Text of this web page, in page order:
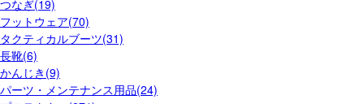
つなぎ(19)
フットウェア(70)
タクティカルブーツ(31)
長靴(6)
かんじき(9)
パーツ・メンテナンス用品(24)